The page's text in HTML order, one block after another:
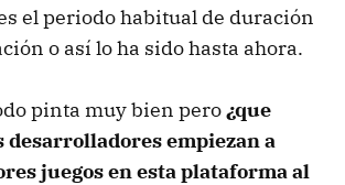
el periodo habitual de duración
o así lo ha sido hasta ahora.
pinta muy bien pero¿que
empiezan a
juegos en esta plataforma al